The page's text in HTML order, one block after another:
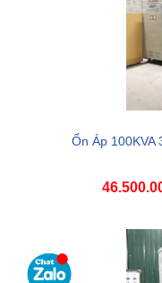
Ổn Áp 100KVA